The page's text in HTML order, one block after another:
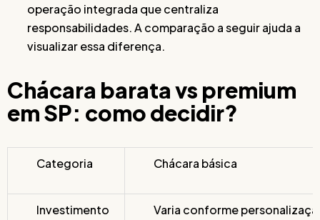
operação integrada que centraliza
responsabilidades. A comparação a seguir ajuda a
visualizar essa diferença.
Chácara barata vs premium
em SP: como decidir?
Categoria Chácara básica
Investimento Varia conforme